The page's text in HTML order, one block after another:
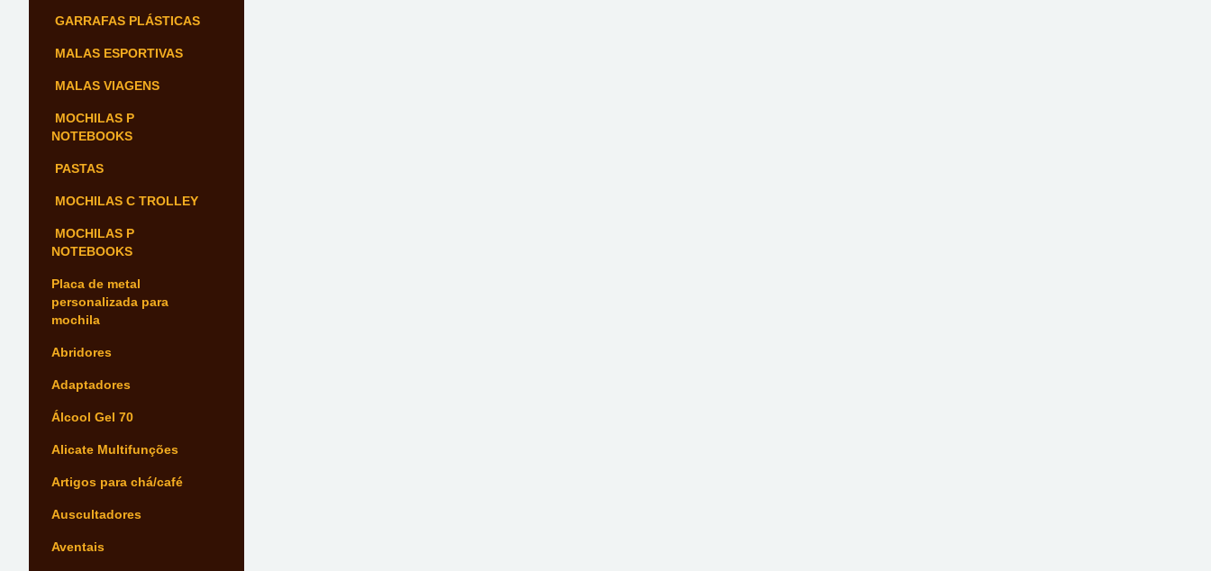
GARRAFAS PLÁSTICAS
MALAS ESPORTIVAS
MALAS VIAGENS
MOCHILAS P
NOTEBOOKS
PASTAS
MOCHILAS C TROLLEY
MOCHILAS P
NOTEBOOKS
Placa de metal
personalizada para
mochila
Abridores
Adaptadores
Álcool Gel 70
Alicate Multifunções
Artigos para chá/café
Auscultadores
Aventais